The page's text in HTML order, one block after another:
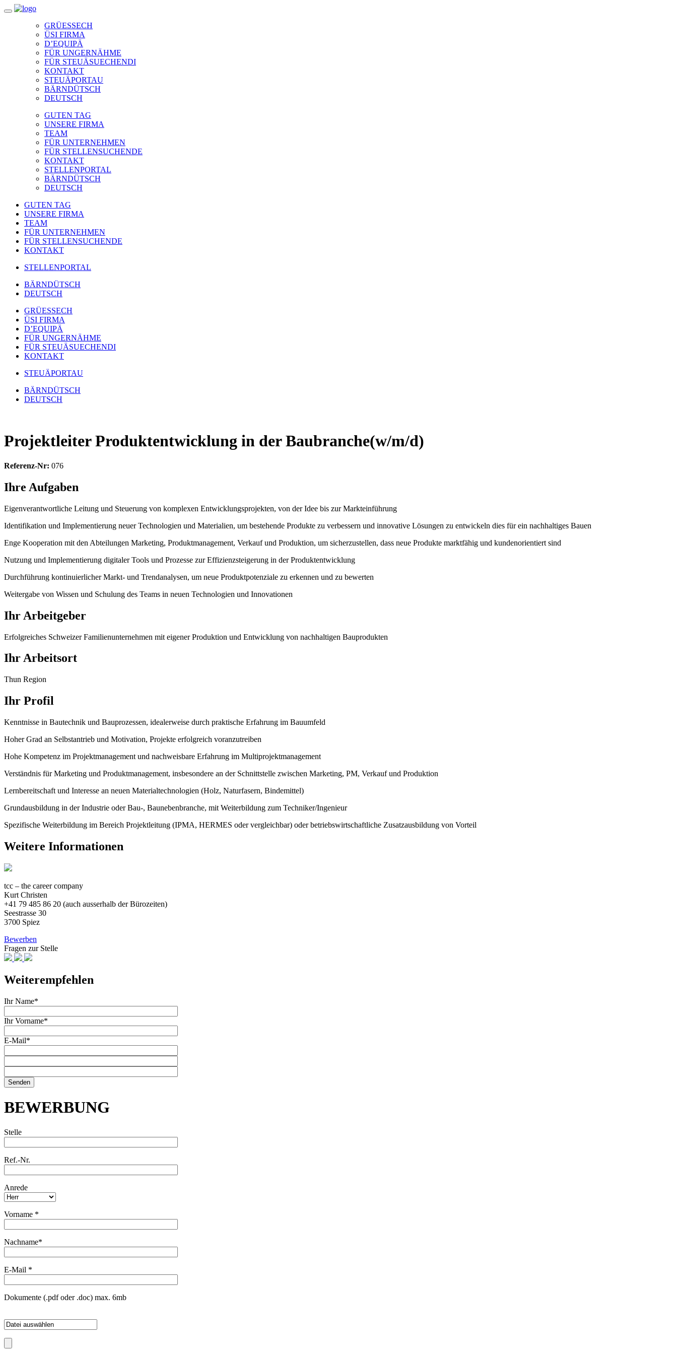
GRÜESSECH
ÜSI FIRMA
D’EQUIPÄ
FÜR UNGERNÄHME
FÜR STEUÄSUECHENDI
KONTAKT
STEUÄPORTAU
BÄRNDÜTSCH
DEUTSCH
GUTEN TAG
UNSERE FIRMA
TEAM
FÜR UNTERNEHMEN
FÜR STELLENSUCHENDE
KONTAKT
STELLENPORTAL
BÄRNDÜTSCH
DEUTSCH
GUTEN TAG
UNSERE FIRMA
TEAM
FÜR UNTERNEHMEN
FÜR STELLENSUCHENDE
KONTAKT
STELLENPORTAL
BÄRNDÜTSCH
DEUTSCH
GRÜESSECH
ÜSI FIRMA
D’EQUIPÄ
FÜR UNGERNÄHME
FÜR STEUÄSUECHENDI
KONTAKT
STEUÄPORTAU
BÄRNDÜTSCH
DEUTSCH
Projektleiter Produktentwicklung in der Baubranche(w/m/d)
Referenz-Nr: 076
Ihre Aufgaben
Eigenverantwortliche Leitung und Steuerung von komplexen Entwicklungsprojekten, von der Idee bis zur Markteinführung
Identifikation und Implementierung neuer Technologien und Materialien, um bestehende Produkte zu verbessern und innovative Lösungen zu entwickeln dies für ein nachhaltiges Bauen
Enge Kooperation mit den Abteilungen Marketing, Produktmanagement, Verkauf und Produktion, um sicherzustellen, dass neue Produkte marktfähig und kundenorientiert sind
Nutzung und Implementierung digitaler Tools und Prozesse zur Effizienzsteigerung in der Produktentwicklung
Durchführung kontinuierlicher Markt- und Trendanalysen, um neue Produktpotenziale zu erkennen und zu bewerten
Weitergabe von Wissen und Schulung des Teams in neuen Technologien und Innovationen
Ihr Arbeitgeber
Erfolgreiches Schweizer Familienunternehmen mit eigener Produktion und Entwicklung von nachhaltigen Bauprodukten
Ihr Arbeitsort
Thun Region
Ihr Profil
Kenntnisse in Bautechnik und Bauprozessen, idealerweise durch praktische Erfahrung im Bauumfeld
Hoher Grad an Selbstantrieb und Motivation, Projekte erfolgreich voranzutreiben
Hohe Kompetenz im Projektmanagement und nachweisbare Erfahrung im Multiprojektmanagement
Verständnis für Marketing und Produktmanagement, insbesondere an der Schnittstelle zwischen Marketing, PM, Verkauf und Produktion
Lernbereitschaft und Interesse an neuen Materialtechnologien (Holz, Naturfasern, Bindemittel)
Grundausbildung in der Industrie oder Bau-, Baunebenbranche, mit Weiterbildung zum Techniker/Ingenieur
Spezifische Weiterbildung im Bereich Projektleitung (IPMA, HERMES oder vergleichbar) oder betriebswirtschaftliche Zusatzausbildung von Vorteil
Weitere Informationen
tcc – the career company
Kurt Christen
+41 79 485 86 20 (auch ausserhalb der Bürozeiten)
Seestrasse 30
3700 Spiez
Bewerben
Fragen zur Stelle
Weiterempfehlen
Ihr Name*
Ihr Vorname*
E-Mail*
BEWERBUNG
Stelle
Ref.-Nr.
Anrede
Vorname *
Nachname*
E-Mail *
Dokumente (.pdf oder .doc) max. 6mb